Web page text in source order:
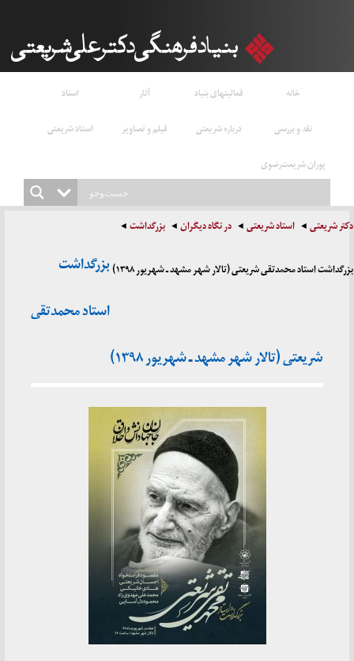
خانه فعالیتهای بنیاد آثار
اسناد
نقد و بررسی
درباره شریعتی فیلم و تصاویر
استاد شریعتی
پوران شریعت‌رضوی
دکتر شریعتی استاد شریعتی در نگاه دیگران بزرگداشت
بزرگداشت استاد محمدتقی شریعتی (تالار شهر مشهد ـ شهریور ۱۳۹۸)
بزرگداشت
استاد محمدتقی
شریعتی (تالار شهر مشهد ـ شهریور ۱۳۹۸)